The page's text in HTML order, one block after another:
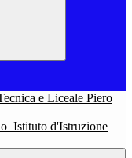
Istituto d'Istruzione